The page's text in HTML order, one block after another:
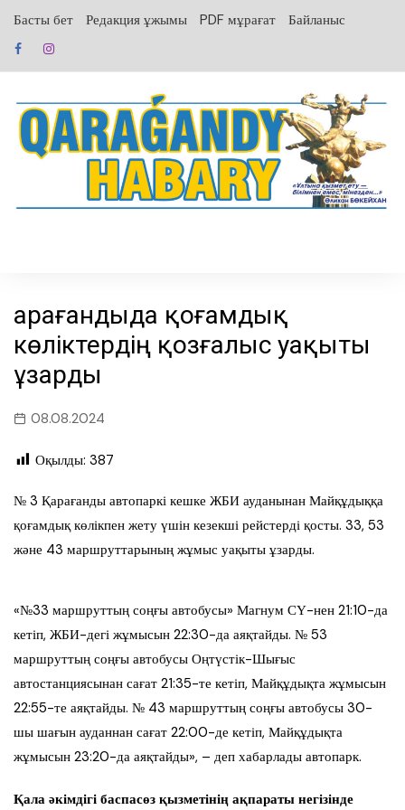
содержанию
Басты бет Редакция ұжымы PDF мұрағат Байланыс
Қарағандыда қоғамдық
көліктердің қозғалыс уақыты
ұзарды
08.08.2024
Оқылды: 387
№ 3 Қарағанды автопаркі кешке ЖБИ ауданынан Майқұдыққа
қоғамдық көлікпен жету үшін кезекші рейстерді қосты. 33, 53
және 43 маршруттарының жұмыс уақыты ұзарды.
«№33 маршруттың соңғы автобусы» Магнум СҮ-нен 21:10-да
кетіп, ЖБИ-дегі жұмысын 22:30-да аяқтайды. № 53
маршруттың соңғы автобусы Оңтүстік-Шығыс
автостанциясынан сағат 21:35-те кетіп, Майқұдықта жұмысын
22:55-те аяқтайды. № 43 маршруттың соңғы автобусы 30-
шы шағын ауданнан сағат 22:00-де кетіп, Майқұдықта
жұмысын 23:20-да аяқтайды», – деп хабарлады автопарк.
Қала әкімдігі баспасөз қызметінің ақпараты негізінде